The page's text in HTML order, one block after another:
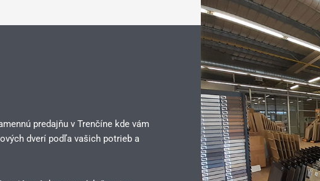
predajňu v Trenčíne kde vám
dverí podľa vašich potrieb a